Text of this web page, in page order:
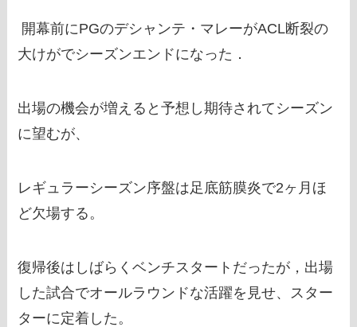
開幕前にPGのデシャンテ・マレーがACL断裂の
大けがでシーズンエンドになった．
出場の機会が増えると予想し期待されてシーズン
に望むが、
レギュラーシーズン序盤は足底筋膜炎で2ヶ月ほ
ど欠場する。
復帰後はしばらくベンチスタートだったが，出場
した試合でオールラウンドな活躍を見せ、スター
ターに定着した。